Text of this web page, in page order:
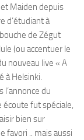
Maiden depuis
d’étudiant à
de Zégut
(ou accentuer le
nouveau live « A
à Helsinki.
l’annonce du
fut spéciale,
bien sur
favori .. mais aussi